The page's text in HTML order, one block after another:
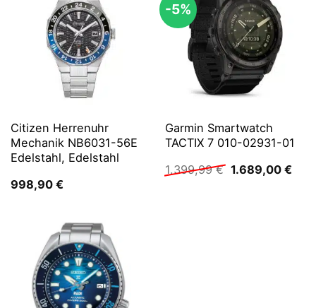
Citizen Herrenuhr
Mechanik NB6031-56E
Edelstahl, Edelstahl
998,90 €
-5%
Garmin Smartwatch
TACTIX 7 010-02931-01
1.399,99€ Ursprünglicher
1.689,00 €